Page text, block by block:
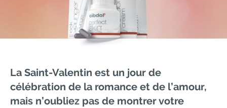
La Saint-Valentin est un jour de
célébration de la romance et de l’amour,
mais n’oubliez pas de montrer votre